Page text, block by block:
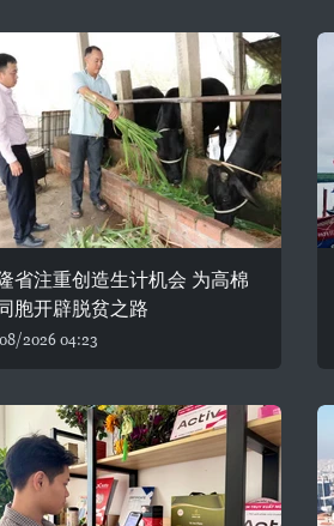
省注重创造生计机会 为高棉
胞开辟脱贫之路
2026 04:23